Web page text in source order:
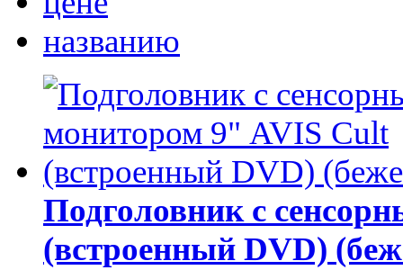
названию
Подголовник с
(встроенный DVD)